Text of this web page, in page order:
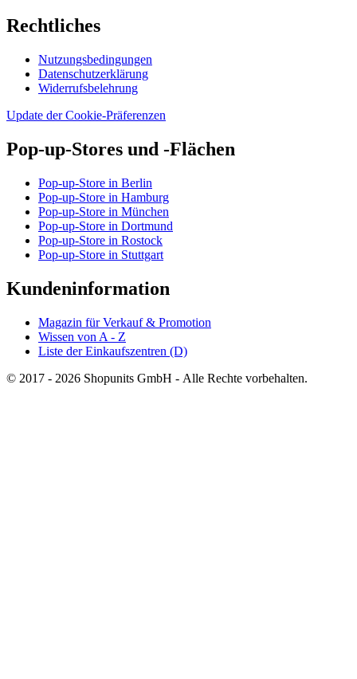
Rechtliches
Nutzungsbedingungen
Datenschutzerklärung
Widerrufsbelehrung
Update der Cookie-Präferenzen
Pop-up-Stores und -Flächen
Pop-up-Store in Berlin
Pop-up-Store in Hamburg
Pop-up-Store in München
Pop-up-Store in Dortmund
Pop-up-Store in Rostock
Pop-up-Store in Stuttgart
Kundeninformation
Magazin für Verkauf & Promotion
Wissen von A - Z
Liste der Einkaufszentren (D)
© 2017 - 2026 Shopunits GmbH - Alle Rechte vorbehalten.